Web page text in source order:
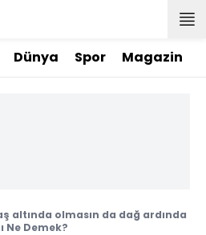
Dünya Spor Magazin
altında olmasın da dağ ardında
Ne Demek?